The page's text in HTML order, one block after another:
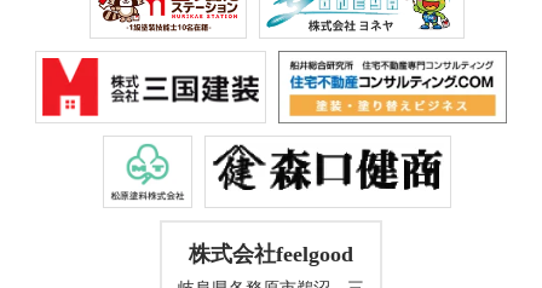
株式会社feelgood